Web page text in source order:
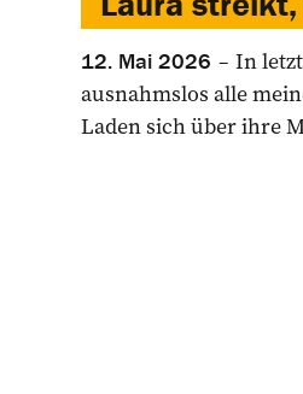
12. Mai 2026
In
ausnahmslos alle
­Laden sich über ihre